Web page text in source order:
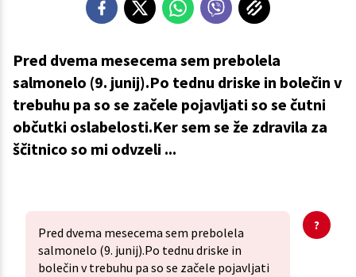
Pred dvema mesecema sem prebolela
salmonelo (9. junij).Po tednu driske in bolečin v
trebuhu pa so se začele pojavljati so se čutni
občutki oslabelosti.Ker sem se že zdravila za
ščitnico so mi odvzeli ...
Pred dvema mesecema sem prebolela
salmonelo (9. junij).Po tednu driske in
bolečin v trebuhu pa so se začele pojavljati